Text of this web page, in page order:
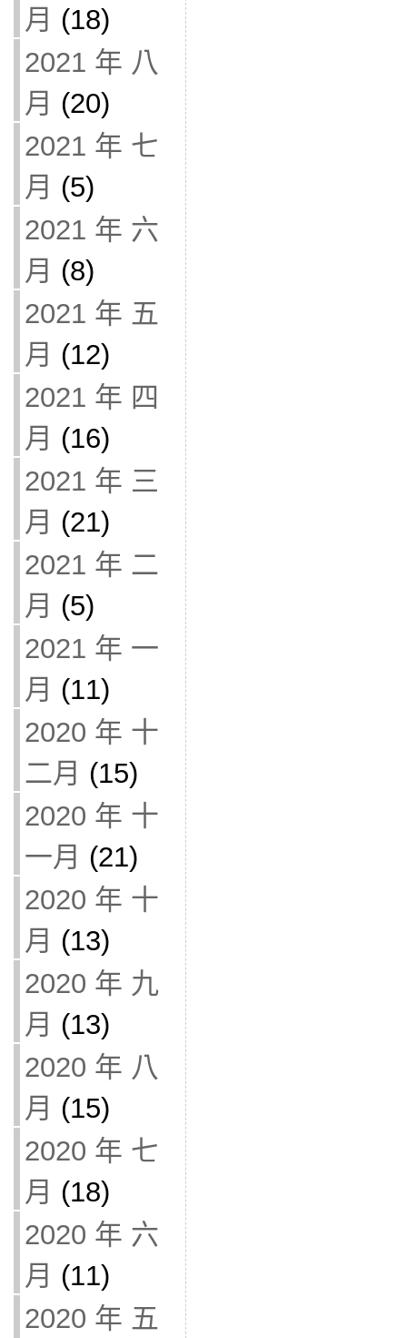
月 (18)
2021 年 八
月 (20)
2021 年 七
月 (5)
2021 年 六
月 (8)
2021 年 五
月 (12)
2021 年 四
月 (16)
2021 年 三
月 (21)
2021 年 二
月 (5)
2021 年 一
月 (11)
2020 年 十
二月 (15)
2020 年 十
一月 (21)
2020 年 十
月 (13)
2020 年 九
月 (13)
2020 年 八
月 (15)
2020 年 七
月 (18)
2020 年 六
月 (11)
2020 年 五